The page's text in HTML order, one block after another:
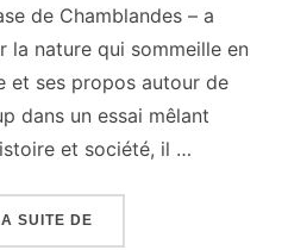
de Chamblandes – a
la nature qui sommeille en
et ses propos autour de
dans un essai mêlant
et société, il …
SUITE DE